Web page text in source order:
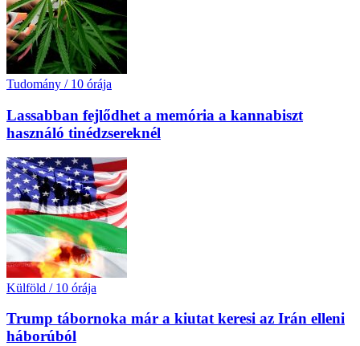
Tudomány / 10 órája
Lassabban fejlődhet a memória a kannabiszt
használó tinédzsereknél
Külföld / 10 órája
Trump tábornoka már a kiutat keresi az Irán elleni
háborúból